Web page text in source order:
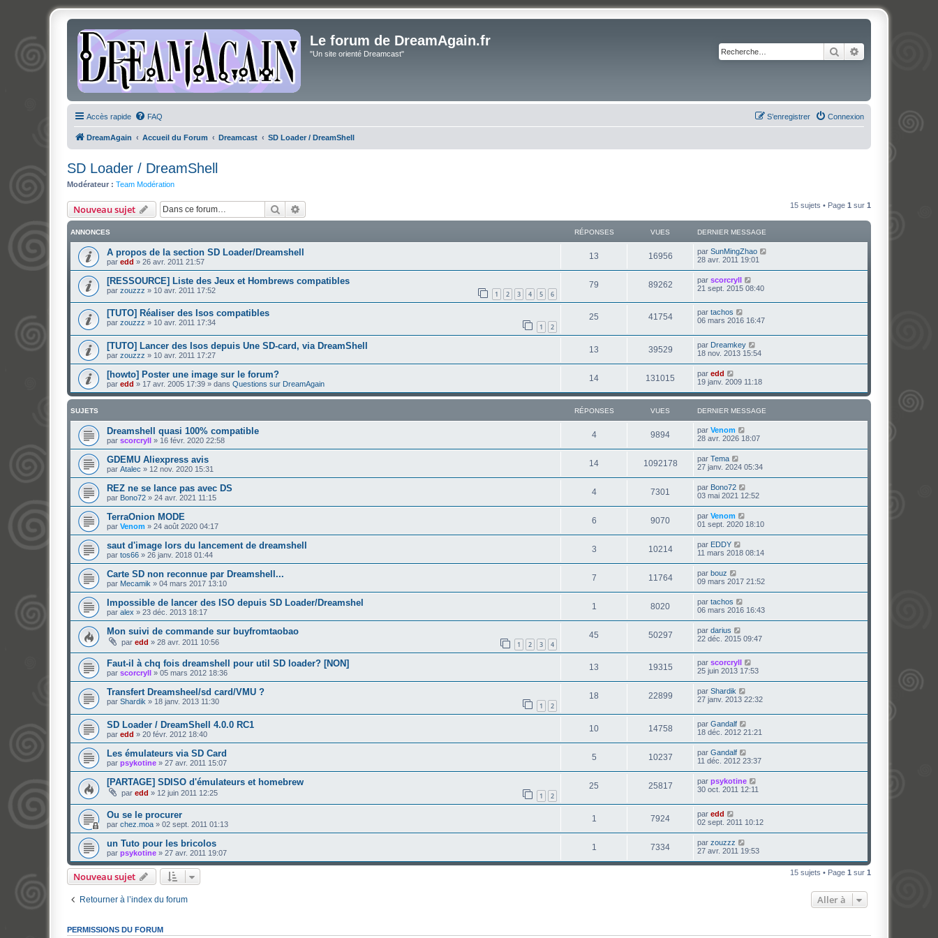
Le forum de DreamAgain.fr
"Un site orienté Dreamcast" Rechercher
Accès rapide FAQ Connexion
S’enregistrer
DreamAgain Accueil du Forum Dreamcast SD Loader / DreamShell
SD Loader / DreamShell
Modérateur : Team Modération
Nouveau sujet Rechercher 15 sujets • Page 1 sur 1
ANNONCES RÉPONSES VUES DERNIER MESSAGE
A propos de la section SD Loader/Dreamshell
par edd » 26 avr. 2011 21:57
13 16956 par SunMingZhao
28 avr. 2011 19:01
[RESSOURCE] Liste des Jeux et Hombrews compatibles
par zouzzz » 10 avr. 2011 17:52 1 2 3 4 5 6
79 89262 par scorcryll
21 sept. 2015 08:40
[TUTO] Réaliser des Isos compatibles
par zouzzz » 10 avr. 2011 17:34 1 2
25 41754 par tachos
06 mars 2016 16:47
[TUTO] Lancer des Isos depuis Une SD-card, via DreamShell
par zouzzz » 10 avr. 2011 17:27
13 39529 par Dreamkey
18 nov. 2013 15:54
[howto] Poster une image sur le forum?
par edd » 17 avr. 2005 17:39 » dans Questions sur DreamAgain
14 131015 par edd
19 janv. 2009 11:18
SUJETS RÉPONSES VUES DERNIER MESSAGE
Dreamshell quasi 100% compatible
par scorcryll » 16 févr. 2020 22:58
4 9894 par Venom
28 avr. 2026 18:07
GDEMU Aliexpress avis
par Atalec » 12 nov. 2020 15:31
14 1092178 par Tema
27 janv. 2024 05:34
REZ ne se lance pas avec DS
par Bono72 » 24 avr. 2021 11:15
4 7301 par Bono72
03 mai 2021 12:52
TerraOnion MODE
par Venom » 24 août 2020 04:17
6 9070 par Venom
01 sept. 2020 18:10
saut d'image lors du lancement de dreamshell
par tos66 » 26 janv. 2018 01:44
3 10214 par EDDY
11 mars 2018 08:14
Carte SD non reconnue par Dreamshell...
par Mecamik » 04 mars 2017 13:10
7 11764 par bouz
09 mars 2017 21:52
Impossible de lancer des ISO depuis SD Loader/Dreamshel
par alex » 23 déc. 2013 18:17
1 8020 par tachos
06 mars 2016 16:43
Mon suivi de commande sur buyfromtaobao
par edd » 28 avr. 2011 10:56 1 2 3 4
45 50297 par darius
22 déc. 2015 09:47
Faut-il à chq fois dreamshell pour util SD loader? [NON]
par scorcryll » 05 mars 2012 18:36
13 19315 par scorcryll
25 juin 2013 17:53
Transfert Dreamsheel/sd card/VMU ?
par Shardik » 18 janv. 2013 11:30 1 2
18 22899 par Shardik
27 janv. 2013 22:32
SD Loader / DreamShell 4.0.0 RC1
par edd » 20 févr. 2012 18:40
10 14758 par Gandalf
18 déc. 2012 21:21
Les émulateurs via SD Card
par psykotine » 27 avr. 2011 15:07
5 10237 par Gandalf
11 déc. 2012 23:37
[PARTAGE] SDISO d'émulateurs et homebrew
par edd » 12 juin 2011 12:25 1 2
25 25817 par psykotine
30 oct. 2011 12:11
Ou se le procurer
par chez.moa » 02 sept. 2011 01:13
1 7924 par edd
02 sept. 2011 10:12
un Tuto pour les bricolos
par psykotine » 27 avr. 2011 19:07
1 7334 par zouzzz
27 avr. 2011 19:53
Nouveau sujet 15 sujets • Page 1 sur 1
Retourner à l’index du forum Aller à
PERMISSIONS DU FORUM